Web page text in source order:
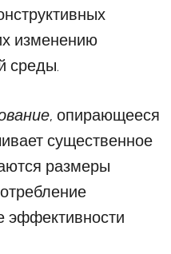
изменению
среды.
, опирающееся
существенное
размеры
эффективности